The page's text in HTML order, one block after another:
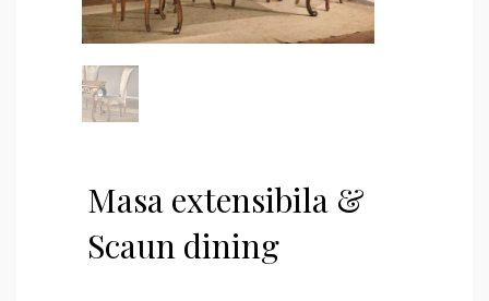
Masa extensibila &
Scaun dining